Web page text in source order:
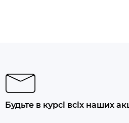
Будьте в курсі всіх наших